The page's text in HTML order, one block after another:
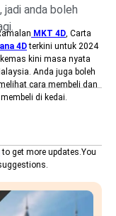
jadi anda boleh
MKT 4D , Carta
4Dterkini untuk 2024
kini masa nyata
Anda juga boleh
cara membeli dan
di kedai.
to get more updates.You